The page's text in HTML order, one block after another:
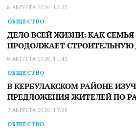
8 АВГУСТА 2026, 13:35
ОБЩЕСТВО
ДЕЛО ВСЕЙ ЖИЗНИ: КАК
ПРОДОЛЖАЕТ
8 АВГУСТА 2026, 11:42
ОБЩЕСТВО
В КЕРБУЛАКСКОМ РАЙОНЕ
ПРЕДЛОЖЕНИЯ ЖИТЕЛЕЙ ПО
7 АВГУСТА 2026, 17:36
ОБЩЕСТВО